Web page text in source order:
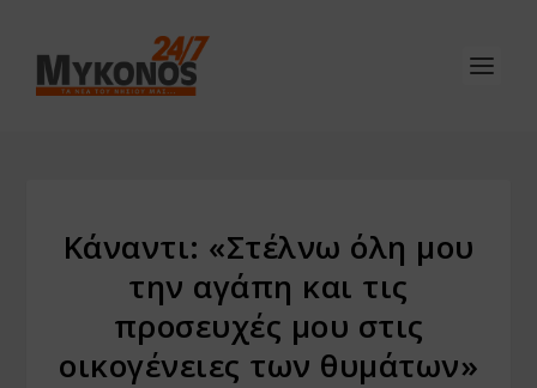
Κάναντι: «Στέλνω όλη μου
την αγάπη και τις
προσευχές μου στις
οικογένειες των θυμάτων»